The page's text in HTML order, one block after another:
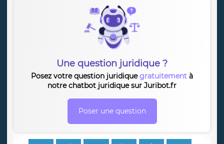
Une question juridique ?
Posez votre question juridiquegratuitement à
notre chatbot juridique sur Juribot.fr
Poser une question